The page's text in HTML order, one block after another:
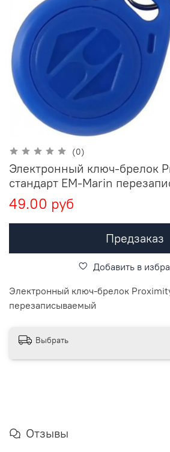
(0)
Электронный ключ-брелок
стандарт ЕМ-Marin
49.00 руб
Предзаказ
Добавить в
Электронный ключ-брелок
перезаписываемый
Выбрать
Отзывы